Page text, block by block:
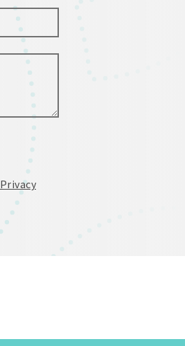
Privacy